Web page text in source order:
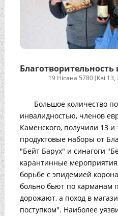
19 Нісана 5780 (Кві 13,
Большое количество
инвалидностью, членов
Каменского, получили 13 и
продуктовые наборы от
"Бейт Барух" и синагоги
карантинные
борьбе с эпидемией
больно бьют по карманам
дорожают, а поход в
поступком". Наиболее